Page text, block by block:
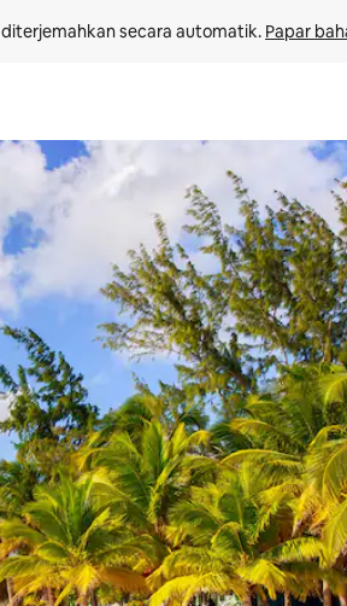
secara automatik. Papar
atau teroka dengan sentuhan atau gerak